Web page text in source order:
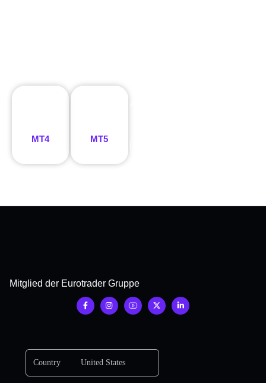
MT4 MT5
Mitglied der Eurotrader Gruppe
Country United States